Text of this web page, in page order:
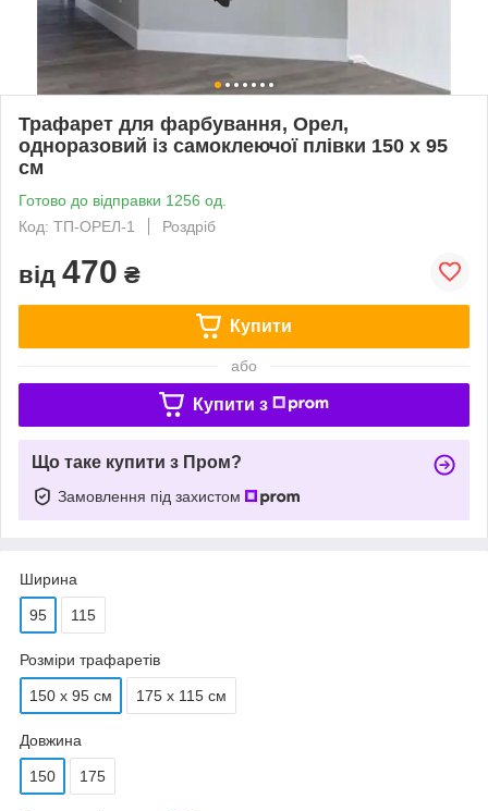
Трафарет для фарбування, Орел,
одноразовий із самоклеючої плівки 150 х 95
см
Готово до відправки 1256 од.
Код: ТП-ОРЕЛ-1
Роздріб
від 470 ₴
Купити
або
Купити з
Що таке купити з Пром?
Замовлення під захистом
Ширина
95 115
Розміри трафаретів
150 х 95 см 175 х 115 см
Довжина
150 175